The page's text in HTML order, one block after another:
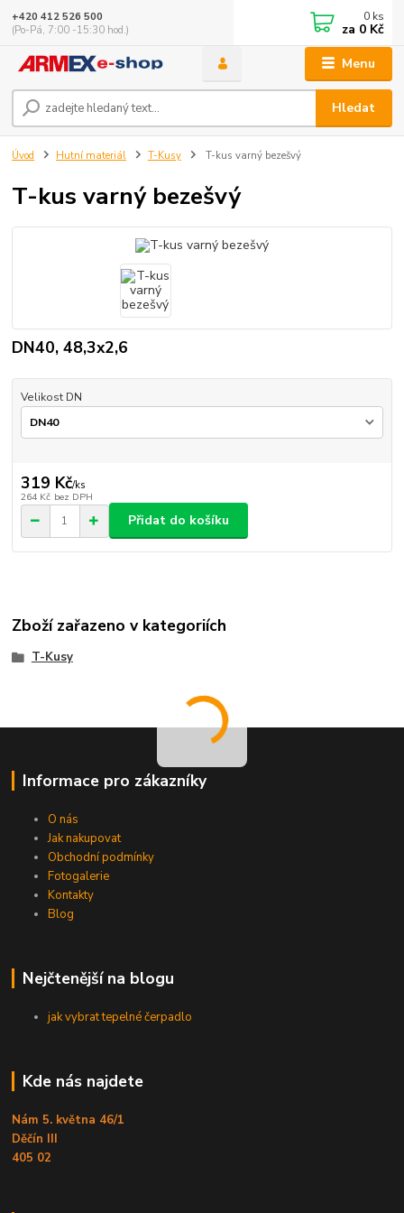
Menu
Hledat
+420 412 526 500
(Po-Pá, 7:00 -15:30 hod.)
0 ks
za 0 Kč
Úvod Hutní materiál T-Kusy T-kus varný bezešvý
T-kus varný bezešvý
DN40, 48,3x2,6
Velikost DN
319 Kč/ks
264 Kč bez DPH
Přidat do košíku
Zboží zařazeno v kategoriích
T-Kusy
Informace pro zákazníky
O nás
Jak nakupovat
Obchodní podmínky
Fotogalerie
Kontakty
Blog
Nejčtenější na blogu
jak vybrat tepelné čerpadlo
Kde nás najdete
Nám 5. května 46/1
Děčín III
405 02